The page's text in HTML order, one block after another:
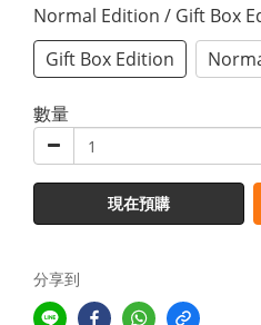
Normal Edition / Gift Box
Gift Box Edition
數量
現在預購
分享到